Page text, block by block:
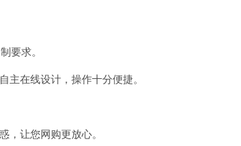
要求。
主在线设计，操作十分便捷。
，让您网购更放心。